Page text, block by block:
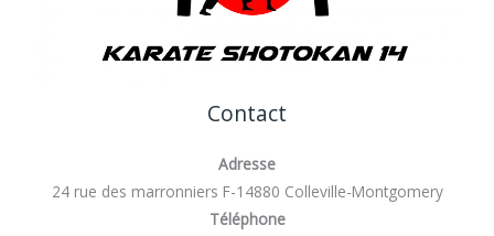
Contact
Adresse
24 rue des marronniers F-14880 Colleville-Montgomery
Téléphone